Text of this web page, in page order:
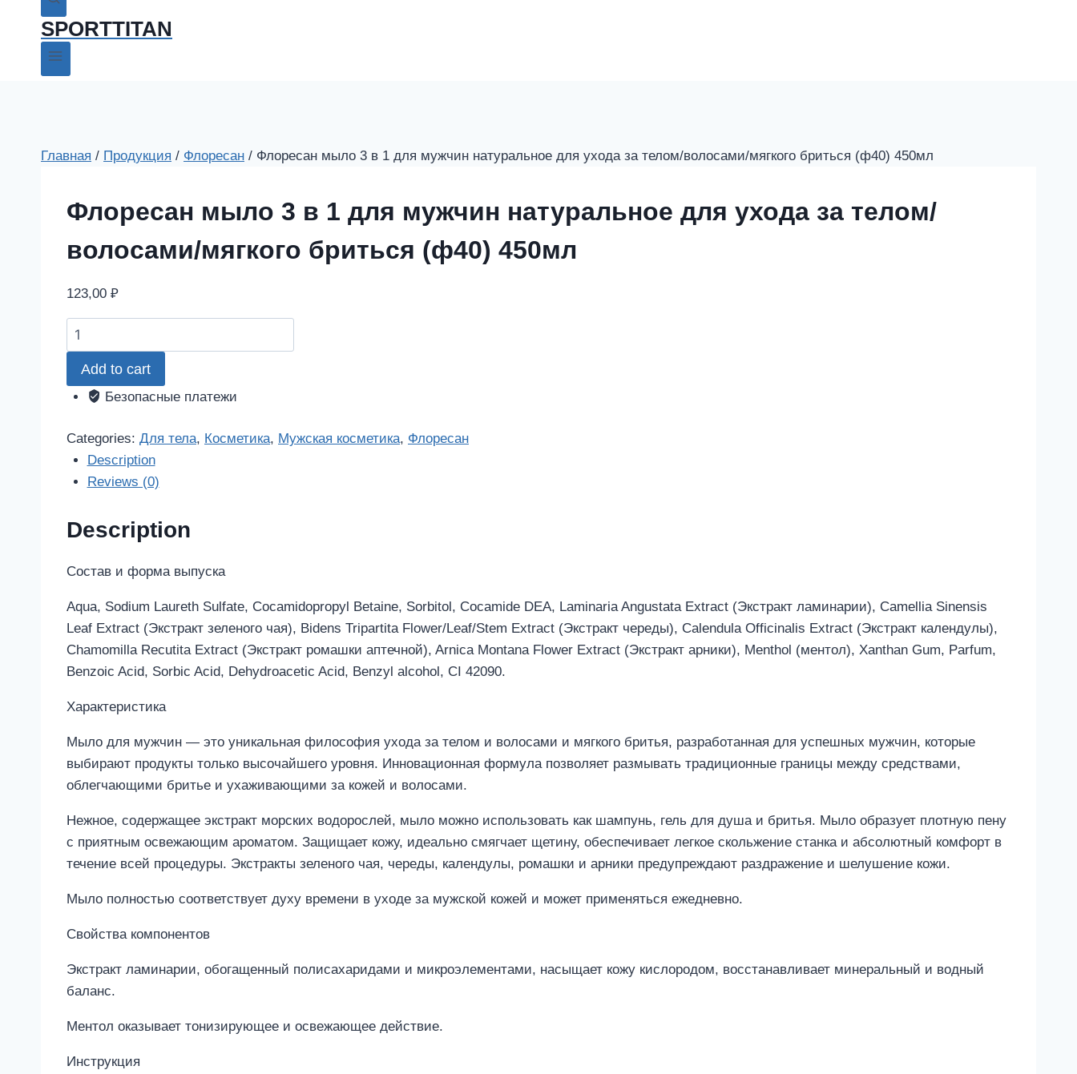
SPORTTITAN
Главная / Продукция / Флоресан / Флоресан мыло 3 в 1 для мужчин натуральное для ухода за телом/волосами/мягкого бриться (ф40) 450мл
Флоресан мыло 3 в 1 для мужчин натуральное для ухода за телом/
волосами/мягкого бриться (ф40) 450мл
123,00 ₽
Флоресан
мыло
для
мужчин
натуральное
ухода
телом/
мягкого
бриться
(ф40)
450мл
Add to cart
Безопасные платежи
Categories: Для тела, Косметика, Мужская косметика, Флоресан
Description
Reviews (0)
Description
Состав и форма выпуска
Aqua, Sodium Laureth Sulfate, Cocamidopropyl Betaine, Sorbitol, Cocamide DEA, Laminaria Angustata Extract (Экстракт ламинарии), Camellia Sinensis
Leaf Extract (Экстракт зеленого чая), Bidens Tripartita Flower/Leaf/Stem Extract (Экстракт череды), Calendula Officinalis Extract (Экстракт календулы),
Chamomilla Recutita Extract (Экстракт ромашки аптечной), Arnica Montana Flower Extract (Экстракт арники), Menthol (ментол), Xanthan Gum, Parfum,
Benzoic Acid, Sorbic Acid, Dehydroacetic Acid, Benzyl alcohol, CI 42090.
Характеристика
Мыло для мужчин — это уникальная философия ухода за телом и волосами и мягкого бритья, разработанная для успешных мужчин, которые
выбирают продукты только высочайшего уровня. Инновационная формула позволяет размывать традиционные границы между средствами,
облегчающими бритье и ухаживающими за кожей и волосами.
Нежное, содержащее экстракт морских водорослей, мыло можно использовать как шампунь, гель для душа и бритья. Мыло образует плотную пену
с приятным освежающим ароматом. Защищает кожу, идеально смягчает щетину, обеспечивает легкое скольжение станка и абсолютный комфорт в
течение всей процедуры. Экстракты зеленого чая, череды, календулы, ромашки и арники предупреждают раздражение и шелушение кожи.
Мыло полностью соответствует духу времени в уходе за мужской кожей и может применяться ежедневно.
Свойства компонентов
Экстракт ламинарии, обогащенный полисахаридами и микроэлементами, насыщает кожу кислородом, восстанавливает минеральный и водный
баланс.
Ментол оказывает тонизирующее и освежающее действие.
Инструкция